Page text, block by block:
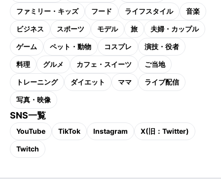
ファミリー・キッズ フード ライフスタイル 音楽
ビジネス スポーツ モデル 旅 夫婦・カップル
ゲーム ペット・動物 コスプレ 演技・役者
料理 グルメ カフェ・スイーツ ご当地
トレーニング ダイエット ママ ライブ配信
写真・映像
SNS一覧
YouTube TikTok Instagram X(旧：Twitter)
Twitch